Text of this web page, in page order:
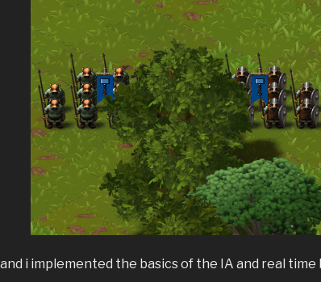
i implemented the basics of the IA and real time